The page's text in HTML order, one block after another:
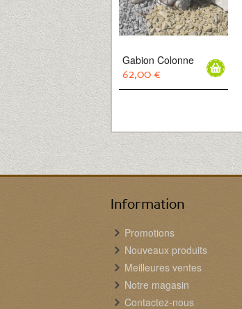
Gabion Colonne
62,00 €
Information
Promotions
Nouveaux produits
Meilleures ventes
Notre magasin
Contactez-nous